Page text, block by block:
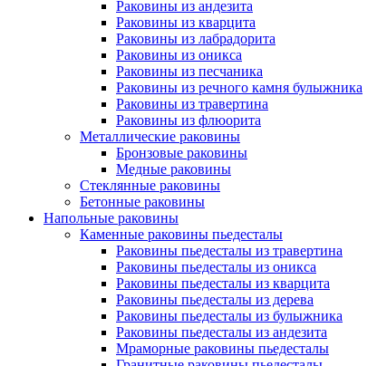
Раковины из андезита
Раковины из кварцита
Раковины из лабрадорита
Раковины из оникса
Раковины из песчаника
Раковины из речного камня булыжника
Раковины из травертина
Раковины из флюорита
Металлические раковины
Бронзовые раковины
Медные раковины
Стеклянные раковины
Бетонные раковины
Напольные раковины
Каменные раковины пьедесталы
Раковины пьедесталы из травертина
Раковины пьедесталы из оникса
Раковины пьедесталы из кварцита
Раковины пьедесталы из дерева
Раковины пьедесталы из булыжника
Раковины пьедесталы из андезита
Мраморные раковины пьедесталы